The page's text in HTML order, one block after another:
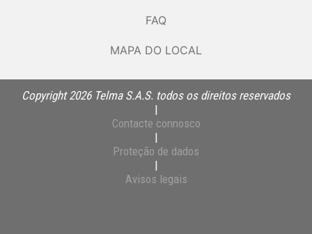
FAQ
MAPA DO LOCAL
Copyright 2026 Telma S.A.S. todos os direitos reservados
|
Contacte connosco
|
Proteção de dados
|
Avisos legais